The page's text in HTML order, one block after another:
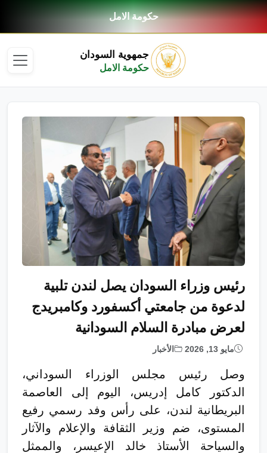
حكومة الامل
جمهوية السودان
حكومة الامل
رئيس وزراء السودان يصل لندن تلبية
لدعوة من جامعتي أكسفورد وكامبريدج
لعرض مبادرة السلام السودانية
مايو 13, 2026 الأخبار
وصل رئيس مجلس الوزراء السوداني،
الدكتور كامل إدريس، اليوم إلى العاصمة
البريطانية لندن، على رأس وفد رسمي رفيع
المستوى، ضم وزير الثقافة والإعلام والآثار
والسياحة الأستاذ خالد الإعيسر، والممثل